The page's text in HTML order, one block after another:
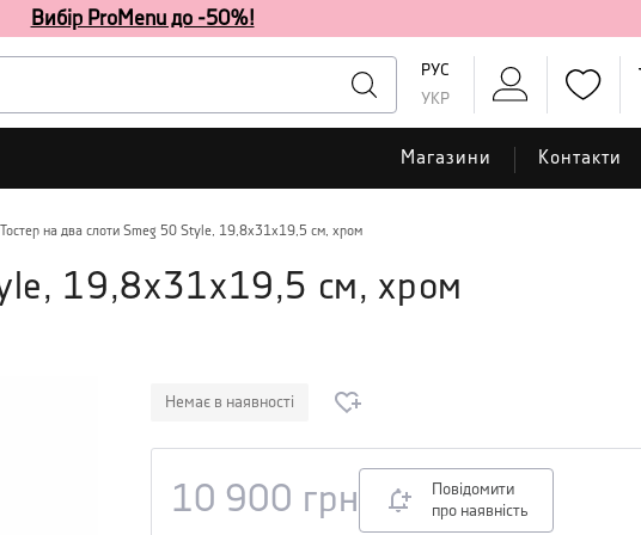
Вибір ProMenu до -50%!
РУС
УКР
Магазини Контакти
Тостер на два слоти Smeg 50 Style, 19,8х31х19,5 см, хром
19,8х31х19,5 см, хром
Немає в наявності
10 900 грн
Повідомити
про наявність